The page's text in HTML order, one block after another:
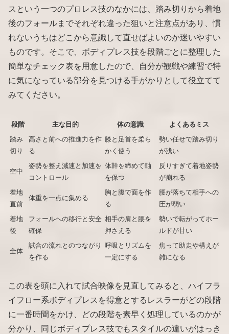
スという一つのプロレス技のなかには、踏み切りから着地
後のフォールまでそれぞれ違った狙いと注意点があり、慣
れないうちはどこから意識して直せばよいのか迷いやすい
ものです。そこで、ボディプレス技を段階ごとに整理した
簡単なチェック表を用意したので、自分が観戦や練習で特
に気になっている部分を見つける手がかりとして役立てて
みてください。
段階 主な目的 体の意識
よくあるミス
踏み
切り
高さと前への推進力を作
る
膝と足首を柔ら
かく使う
勢い任せで踏み切り
が浅い
空中
姿勢を整え減速と加速を
コントロール
体幹を締めて軸
を保つ
反りすぎて着地姿勢
が崩れる
着地
直前
体重を一点に集める
胸と腹で面を作
る
腰が落ちて相手への
圧が弱い
着地
後
フォールへの移行と安全
確保
相手の肩と腰を
押さえる
勢いで転がってホー
ルドが甘い
全体
試合の流れとのつながり
を作る
呼吸とリズムを
一定にする
焦って助走や構えが
雑になる
この表を頭に入れて試合映像を見直してみると、ハイフラ
イフロー系ボディプレスを得意とするレスラーがどの段階
に一番時間をかけ、どの段階を素早く処理しているのかが
分かり、同じボディプレス技でもスタイルの違いがはっき